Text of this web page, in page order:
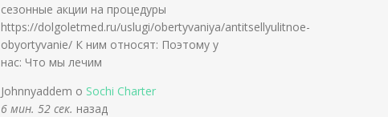
сезонные акции на процедуры
https://dolgoletmed.ru/uslugi/obertyvaniya/antitsellyulitnoe-
obyortyvanie/ К ним относят: Поэтому у
нас: Что мы лечим
Johnnyaddem о Sochi Charter
6 мин. 52 сек. назад